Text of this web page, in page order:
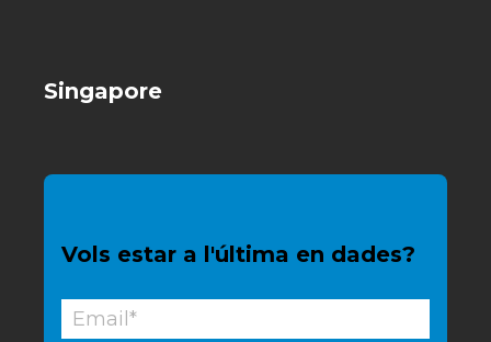
Singapore
Vols estar a l'última en dades?